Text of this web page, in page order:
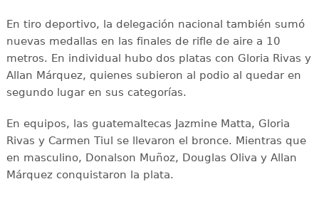
En tiro deportivo, la delegación nacional también sumó
nuevas medallas en las finales de rifle de aire a 10
metros. En individual hubo dos platas con Gloria Rivas y
Allan Márquez, quienes subieron al podio al quedar en
segundo lugar en sus categorías.
En equipos, las guatemaltecas Jazmine Matta, Gloria
Rivas y Carmen Tiul se llevaron el bronce. Mientras que
en masculino, Donalson Muñoz, Douglas Oliva y Allan
Márquez conquistaron la plata.